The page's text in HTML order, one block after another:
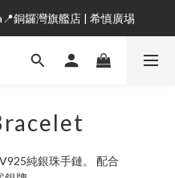
銅鑼灣旗艦店 | 希慎廣埸
純銀珠手鏈。 配合